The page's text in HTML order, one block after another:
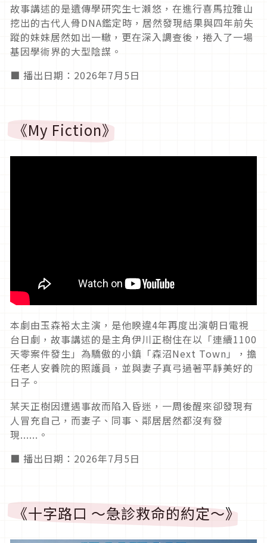
故事講述的是遺傳學研究生七瀨悠，在進行喜馬拉雅山
挖出的古代人骨DNA鑑定時，居然發現結果與四年前失
蹤的妹妹居然如出一轍，更在深入調查後，捲入了一場
基因學術界的大型陰謀。
■ 播出日期：2026年7月5日
《My Fiction》
本劇由玉森裕太主演，是他睽違4年再度出演朝日電視
台日劇，故事講述的是主角伊川正樹住在以「連續1100
天零案件發生」為驕傲的小鎮「森沼Next Town」，擔
任老人安養院的照護員，並與妻子真弓過著平靜美好的
日子。
某天正樹因遭遇事故而陷入昏迷，一周後醒來卻發現有
人冒充自己，而妻子、同事、鄰居居然都沒有發
現......。
■ 播出日期：2026年7月5日
《十字路口 ～急診救命的約定～》